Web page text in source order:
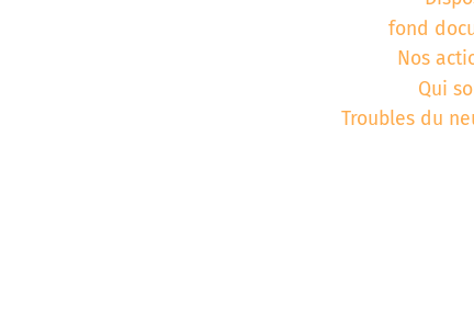
fond
Nos
Qui
Troubles du